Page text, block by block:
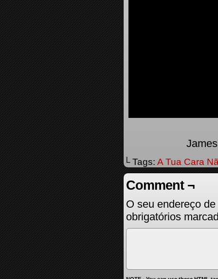
└ Tags: A Tua Cara
Comment ¬
O seu endereço
obrigatórios